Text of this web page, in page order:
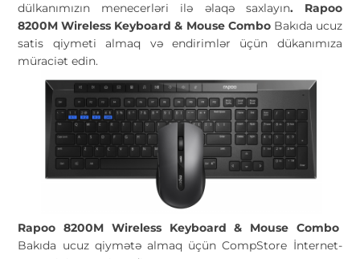
dülkanımızın menecerləri ilə əlaqə saxlayın. Rapoo
8200M Wireless Keyboard & Mouse ComboBakıda ucuz
satis qiymeti almaq və endirimlər üçün dükanımıza
müraciət edin.
Rapoo 8200M Wireless Keyboard & Mouse Combo
Bakıda ucuz qiymətə almaq üçün CompStore İnternet-